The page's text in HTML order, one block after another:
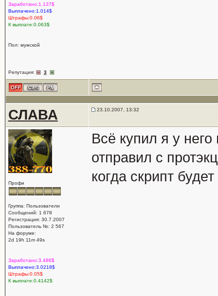
Заработано:1.137$
Выплачено:1.014$
Штрафы:0.06$
К выплате:0.063$
Пол: мужской
Репутация: 3
СЛАВА 23.10.2007, 13:32
Профи
Группа: Пользователи
Сообщений: 1 678
Регистрация: 30.7.2007
Пользователь №: 2 567
На форуме:
2d 19h 11m 49s
Заработано:3.486$
Выплачено:3.0218$
Штрафы:0.05$
К выплате:0.4142$
Всё купил я у
отправил с
когда скрипт